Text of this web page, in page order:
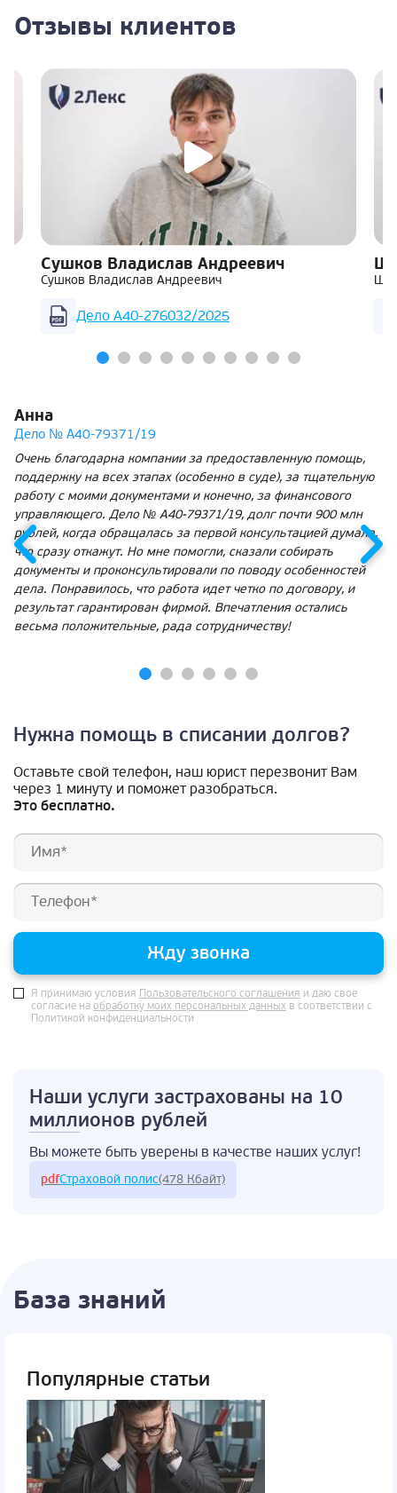
Отзывы клиентов
Сушков Владислав Андреевич
Сушков Владислав Андреевич
Дело А40-276032/2025
Анна
Дело № А40-79371/19
Очень благодарна компании за предоставленную помощь,
поддержку на всех этапах (особенно в суде), за тщательную
работу с моими документами и конечно, за финансового
управляющего. Дело № А40-79371/19, долг почти 900 млн
рублей, когда обращалась за первой консультацией думала,
что сразу откажут. Но мне помогли, сказали собирать
документы и проконсультировали по поводу особенностей
дела. Понравилось, что работа идет четко по договору, и
результат гарантирован фирмой. Впечатления остались
весьма положительные, рада сотрудничеству!
Нужна помощь в списании долгов?
Оставьте свой телефон, наш юрист перезвонит Вам
через 1 минуту и поможет разобраться.
Это бесплатно.
Жду звонка
Я принимаю условия Пользовательского соглашения и даю свое
согласие на обработку моих персональных данных в соответствии с
Политикой конфиденциальности
Наши услуги застрахованы на 10
миллионов рублей
Вы можете быть уверены в качестве наших услуг!
pdfСтраховой полис(478 Кбайт)
База знаний
Популярные статьи